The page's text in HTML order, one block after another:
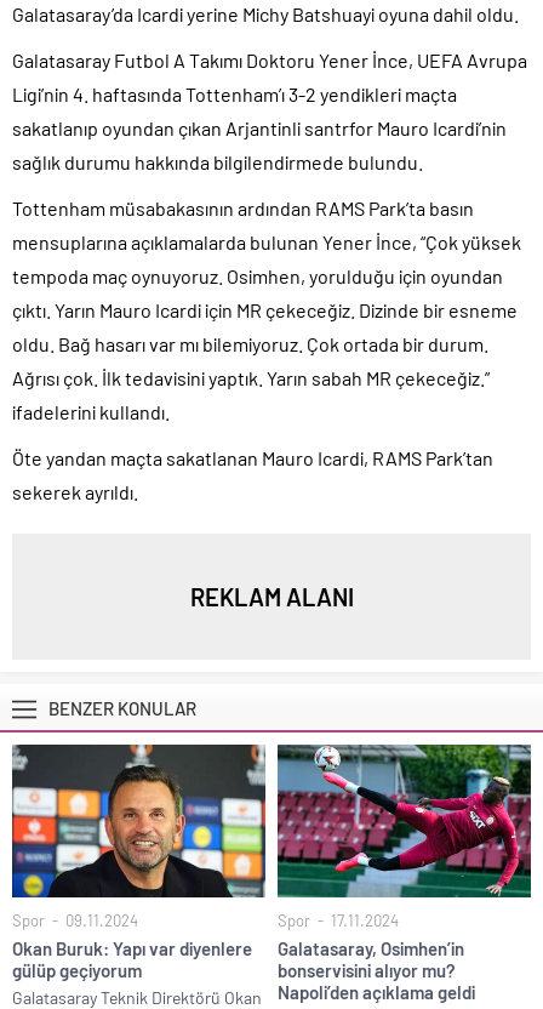
Galatasaray’da Icardi yerine Michy Batshuayi oyuna dahil oldu.
Galatasaray Futbol A Takımı Doktoru Yener İnce, UEFA Avrupa
Ligi’nin 4. haftasında Tottenham’ı 3-2 yendikleri maçta
sakatlanıp oyundan çıkan Arjantinli santrfor Mauro Icardi’nin
sağlık durumu hakkında bilgilendirmede bulundu.
Tottenham müsabakasının ardından RAMS Park’ta basın
mensuplarına açıklamalarda bulunan Yener İnce, “Çok yüksek
tempoda maç oynuyoruz. Osimhen, yorulduğu için oyundan
çıktı. Yarın Mauro Icardi için MR çekeceğiz. Dizinde bir esneme
oldu. Bağ hasarı var mı bilemiyoruz. Çok ortada bir durum.
Ağrısı çok. İlk tedavisini yaptık. Yarın sabah MR çekeceğiz.”
ifadelerini kullandı.
Öte yandan maçta sakatlanan Mauro Icardi, RAMS Park’tan
sekerek ayrıldı.
REKLAM ALANI
BENZER KONULAR
Spor 09.11.2024
Okan Buruk: Yapı var diyenlere
gülüp geçiyorum
Galatasaray Teknik Direktörü Okan
Spor 17.11.2024
Galatasaray, Osimhen’in
bonservisini alıyor mu?
Napoli’den açıklama geldi